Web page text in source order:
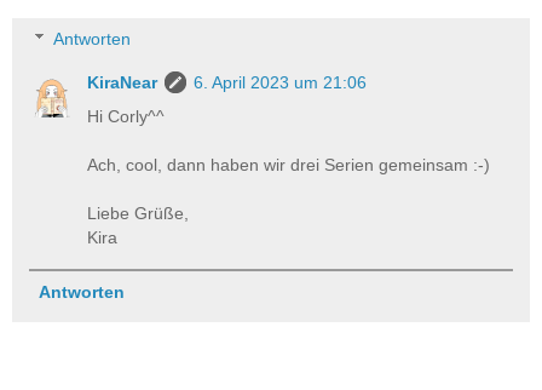
Antworten
KiraNear
6. April 2023 um 21:06
Hi Corly^^
Ach, cool, dann haben wir drei Serien gemeinsam :-)
Liebe Grüße,
Kira
Antworten